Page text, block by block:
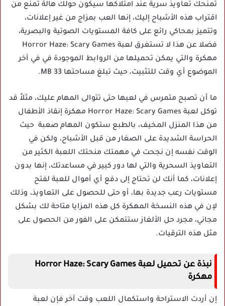
تمنحك تعاويذ سرية عند امتلاكها سيكون حولك هالة تمنع من
اقتراب هذه الأشباح إليك، إنها العب بمزاج من غير إعلانات،
وتتميز بمحاكي رائع على كافة المستويات الصوتية والبصرية،
فضلا عن هذا لا تستغرق لعبة Horror Haze: Scary Games
مهكرة والتي يمكن تحميلها من الروابط الموجودة في في آخر
الموضوع أي وقت للتثبيت، حيث تبلغ مساحتها 33 MB.
ما أن تصبح متمرس في لعبها حتى تتوالى المهام عليك، مثلاً قد
توكل لعبة Horror Haze: Scary Games مهكرة إنقاذ الأطفال
من هذا المنزل المخيف، بالطبع ستكون المهام صعبة حيث
الحراسة الشديدة على الصغار من قبل الأشباح، ولكن في
الوقت نفسه إن نجحت في مهمتك منحتك اللعبة الكثير من
التعاويذ السحرية والتي لها دور كبير في مساعدتك، إنها بدون
إعلانات، كما أنك لن تحتاج إلى دفع أي أموال للعبة لفتح
مستويات رعب جديدة بها، أو حتى للحصول على التعاويذ، وذلك
لإن في هذه النسخة المهكرة كل هذه المزايا متاحة لك بشكل
مجاني، مجرد حل الألغاز ستتمكن على الفور من الحصول على
مثل هذه الترقيات.
نبذة عن تحميل لعبة Horror Haze: Scary Games
مهكرة
إن أردت الاستراحة واستكمال اللعب وقت آخر فإن لعبة